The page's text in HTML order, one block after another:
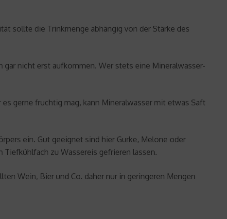
sollte die Trinkmenge abhängig von der Stärke des
nicht erst aufkommen. Wer stets eine Mineralwasser-
gerne fruchtig mag, kann Mineralwasser mit etwas Saft
ein. Gut geeignet sind hier Gurke, Melone oder
zu Wassereis gefrieren lassen.
Wein, Bier und Co. daher nur in geringeren Mengen